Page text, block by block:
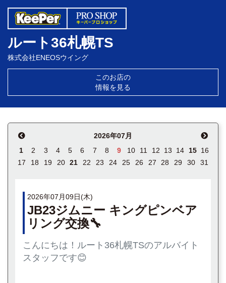
ルート36札幌TS
株式会社ENEOSウイング
このお店の
情報を見る
2026年07月
1
2 3 4 5 6 7 8 9 10 11 12 13 14 15 16
17
18 19 20 21 22 23 24 25 26 27 28 29 30 31
2026年07月09日(木)
JB23ジムニー キングピンベア
リング交換🔧
こんにちは！ルート36札幌TSのアルバイト
スタッフです😊